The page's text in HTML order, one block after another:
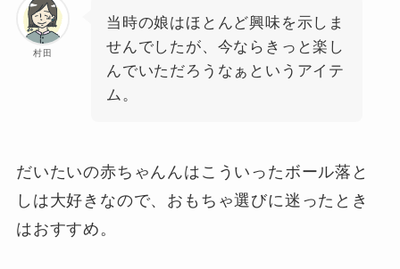
村田
当時の娘はほとんど興味を示しま
せんでしたが、今ならきっと楽し
んでいただろうなぁというアイテ
ム。
だいたいの赤ちゃんんはこういったボール落と
しは大好きなので、おもちゃ選びに迷ったとき
はおすすめ。